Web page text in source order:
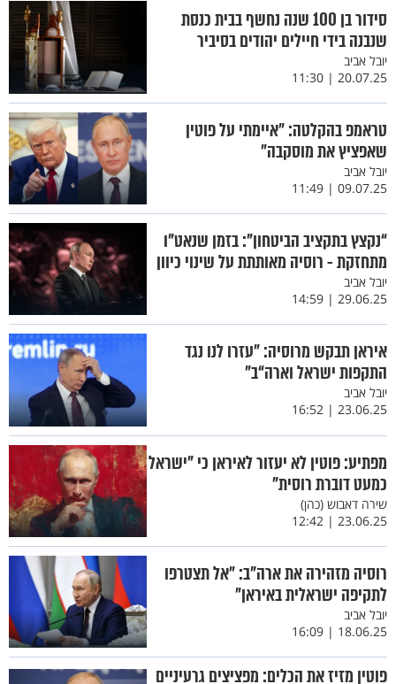
סידור בן 100 שנה נחשף בבית כנסת
שנבנה בידי חיילים יהודים בסיביר
יובל אביב
20.07.25 | 11:30
טראמפ בהקלטה: ״איימתי על פוטין
שאפציץ את מוסקבה״
יובל אביב
09.07.25 | 11:49
“נקצץ בתקציב הביטחון”: בזמן שנאט”ו
מתחזקת - רוסיה מאותתת על שינוי כיוון
יובל אביב
29.06.25 | 14:59
איראן תבקש מרוסיה: ״עזרו לנו נגד
התקפות ישראל וארה“ב״
יובל אביב
23.06.25 | 16:52
מפתיע: פוטין לא יעזור לאיראן כי "ישראל
כמעט דוברת רוסית"
שירה דאבוש (כהן)
23.06.25 | 12:42
רוסיה מזהירה את ארה”ב: ״אל תצטרפו
לתקיפה ישראלית באיראן״
יובל אביב
18.06.25 | 16:09
פוטין מזיז את הכלים: מפציצים גרעיניים